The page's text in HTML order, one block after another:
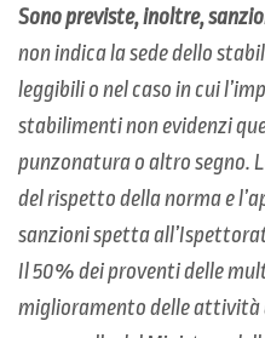
Sono previste, inoltre,
non indica la sede dello
leggibili o nel caso in cui
stabilimenti non evidenzi
punzonatura o altro segno.
del rispetto della norma e
sanzioni spetta
Il 50% dei proventi delle
miglioramento delle attività